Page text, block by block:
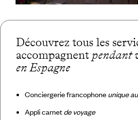
Découvrez tous les
accompagnent pendant
en Espagne
Conciergerie francophone unique
Appli carnet de voyage